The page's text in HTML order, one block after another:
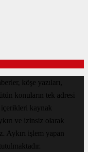
köşe yazıları,
konuların tek adresi
kaynak
ve izinsiz olarak
Aykırı işlem yapan